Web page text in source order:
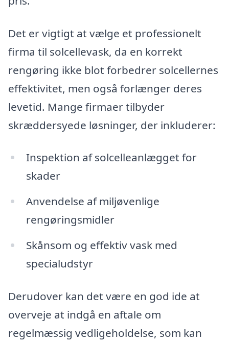
Det er vigtigt at vælge et professionelt
firma til solcellevask, da en korrekt
rengøring ikke blot forbedrer solcellernes
effektivitet, men også forlænger deres
levetid. Mange firmaer tilbyder
skræddersyede løsninger, der inkluderer:
Inspektion af solcelleanlægget for
skader
Anvendelse af miljøvenlige
rengøringsmidler
Skånsom og effektiv vask med
specialudstyr
Derudover kan det være en god ide at
overveje at indgå en aftale om
regelmæssig vedligeholdelse, som kan